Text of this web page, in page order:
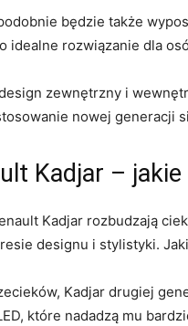
będzie także⁣
idealne rozwiązanie ⁢dla
zewnętrzny i
nowej
Kadjar –
Kadjar rozbudzają
designu i stylistyki.
Kadjar​ drugiej
które nadadzą ‍mu